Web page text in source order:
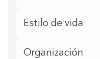
Estilo de vida
Organización